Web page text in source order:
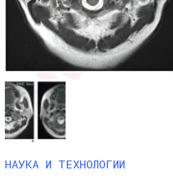
НАУКА И ТЕХНОЛОГИИ